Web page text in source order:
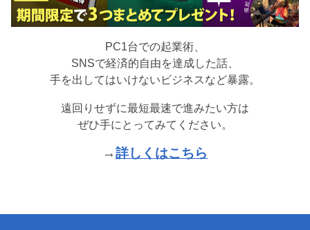
PC1台での起業術、
SNSで経済的自由を達成した話、
手を出してはいけないビジネスなど暴露。
遠回りせずに最短最速で進みたい方は
ぜひ手にとってみてください。
→詳しくはこちら